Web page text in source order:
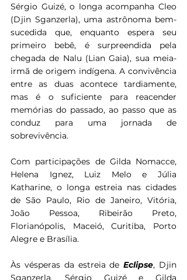
Sérgio Guizé, o longa acompanha Cleo
(Djin Sganzerla), uma astrônoma bem-
sucedida que, enquanto espera seu
primeiro bebê, é surpreendida pela
chegada de Nalu (Lian Gaia), sua meia-
irmã de origem indígena. A convivência
entre as duas acontece tardiamente,
mas é o suficiente para reacender
memórias do passado, ao passo que as
conduz para uma jornada de
sobrevivência.
Com participações de Gilda Nomacce,
Helena Ignez, Luiz Melo e Júlia
Katharine, o longa estreia nas cidades
de São Paulo, Rio de Janeiro, Vitória,
João Pessoa, Ribeirão Preto,
Florianópolis, Maceió, Curitiba, Porto
Alegre e Brasília.
Às vésperas da estreia de Eclipse, Djin
Sganzerla, Sérgio Guizé e Gilda